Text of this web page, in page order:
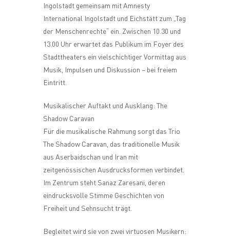
Ingolstadt gemeinsam mit Amnesty
International Ingolstadt und Eichstätt zum „Tag
der Menschenrechte“ ein. Zwischen 10.30 und
13.00 Uhr erwartet das Publikum im Foyer des
Stadttheaters ein vielschichtiger Vormittag aus
Musik, Impulsen und Diskussion – bei freiem
Eintritt.
Musikalischer Auftakt und Ausklang: The
Shadow Caravan
Für die musikalische Rahmung sorgt das Trio
The Shadow Caravan, das traditionelle Musik
aus Aserbaidschan und Iran mit
zeitgenössischen Ausdrucksformen verbindet.
Im Zentrum steht Sanaz Zaresani, deren
eindrucksvolle Stimme Geschichten von
Freiheit und Sehnsucht trägt.
Begleitet wird sie von zwei virtuosen Musikern: